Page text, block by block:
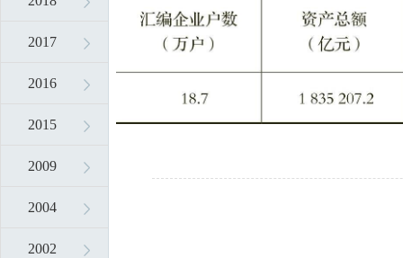
2017
2016
2015
2009
2004
2002